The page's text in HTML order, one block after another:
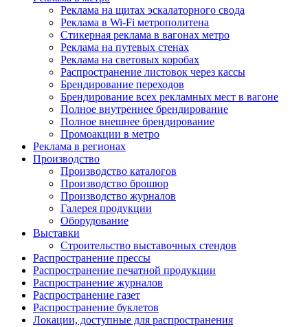
Реклама на щитах эскалаторного свода
Реклама в Wi-Fi метрополитена
Стикерная реклама в вагонах метро
Реклама на путевых стенах
Реклама на световых коробах
Распространение листовок через кассы
Брендирование переходов
Брендирование всех рекламных мест в вагоне
Полное внутреннее брендирование
Полное внешнее брендирование
Промоакции в метро
Реклама в регионах
Производство
Производство каталогов
Производство брошюр
Производство журналов
Галерея продукции
Оборудование
Выставки
Строительство выставочных стендов
Распространение прессы
Распространение печатной продукции
Распространение журналов
Распространение газет
Распространение буклетов
Локации, доступные для распространения